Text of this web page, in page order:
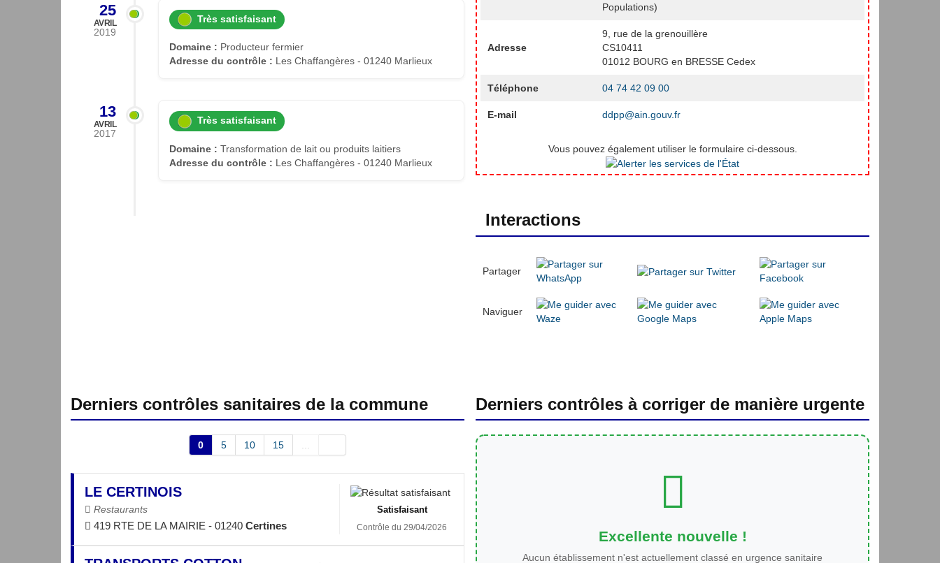
25
AVRIL
2019
Très satisfaisant
Domaine : Producteur fermier
Adresse du contrôle : Les Chaffangères - 01240 Marlieux
13
AVRIL
2017
Très satisfaisant
Domaine : Transformation de lait ou produits laitiers
Adresse du contrôle : Les Chaffangères - 01240 Marlieux
Populations)
Adresse
9, rue de la grenouillère
CS10411
01012 BOURG en BRESSE Cedex
Téléphone 04 74 42 09 00
E-mail ddpp@ain.gouv.fr
Vous pouvez également utiliser le formulaire ci-dessous.
Interactions
Partager
Naviguer
Derniers contrôles sanitaires de la commune
0 5 10 15 ...
LE CERTINOIS
Restaurants
419 RTE DE LA MAIRIE - 01240 Certines
Satisfaisant
Contrôle du 29/04/2026
Derniers contrôles à corriger de manière urgente
Excellente nouvelle !
Aucun établissement n'est actuellement classé en urgence sanitaire